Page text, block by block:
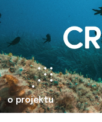
o projektu